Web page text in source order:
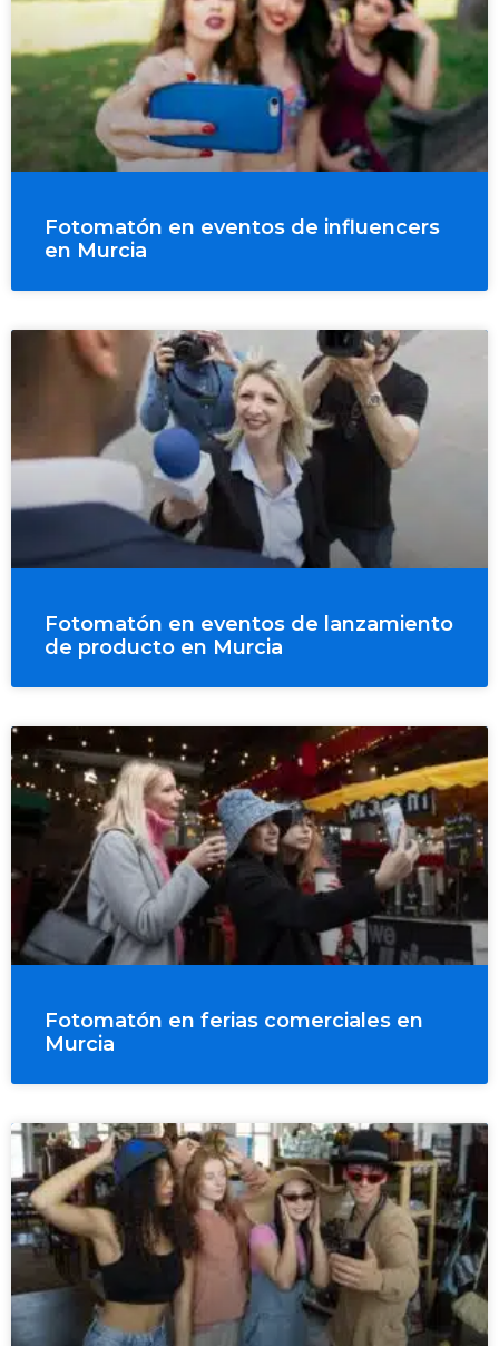
Fotomatón en eventos de influencers
en Murcia
Fotomatón en eventos de lanzamiento
de producto en Murcia
Fotomatón en ferias comerciales en
Murcia